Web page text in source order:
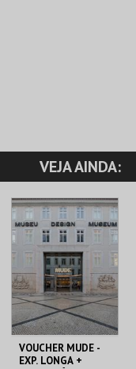
VEJA AINDA:
VOUCHER MUDE -
EXP. LONGA +